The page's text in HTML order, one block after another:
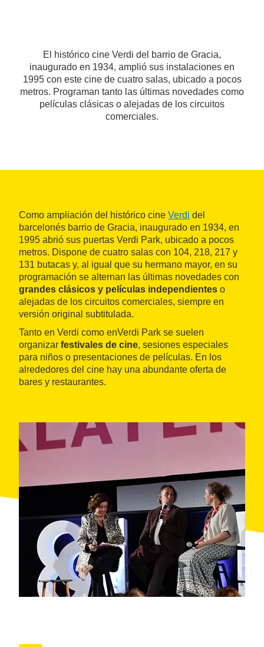
El histórico cine Verdi del barrio de Gracia,
inaugurado en 1934, amplió sus instalaciones en
1995 con este cine de cuatro salas, ubicado a pocos
metros. Programan tanto las últimas novedades como
películas clásicas o alejadas de los circuitos
comerciales.
Como ampliación del histórico cine Verdi del
barcelonés barrio de Gracia, inaugurado en 1934, en
1995 abrió sus puertas Verdi Park, ubicado a pocos
metros. Dispone de cuatro salas con 104, 218, 217 y
131 butacas y, al igual que su hermano mayor, en su
programación se alternan las últimas novedades con
grandes clásicos y películas independientes o
alejadas de los circuitos comerciales, siempre en
versión original subtitulada.
Tanto en Verdi como enVerdi Park se suelen
organizar festivales de cine, sesiones especiales
para niños o presentaciones de películas. En los
alrededores del cine hay una abundante oferta de
bares y restaurantes.